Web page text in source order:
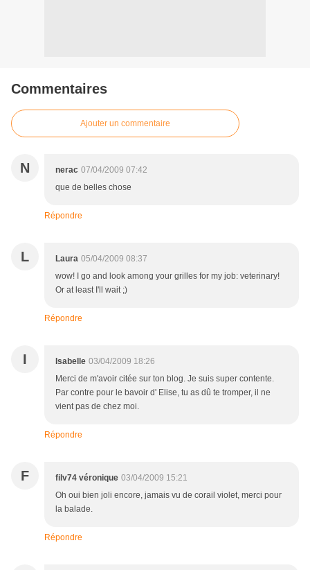
Commentaires
Ajouter un commentaire
N nerac 07/04/2009 07:42
que de belles chose
Répondre
L Laura 05/04/2009 08:37
wow! I go and look among your grilles for my job: veterinary!
Or at least I'll wait ;)
Répondre
I Isabelle 03/04/2009 18:26
Merci de m'avoir citée sur ton blog. Je suis super contente.
Par contre pour le bavoir d' Elise, tu as dû te tromper, il ne
vient pas de chez moi.
Répondre
F filv74 véronique 03/04/2009 15:21
Oh oui bien joli encore, jamais vu de corail violet, merci pour
la balade.
Répondre